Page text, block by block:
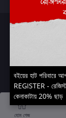
হোম পেজ
বইয়ের হাট পরিবারে
REGISTER -
কেনাকাটায় 20% ছাড়